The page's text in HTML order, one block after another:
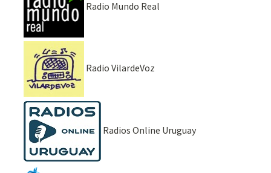
Radio Mundo Real
Radio VilardeVoz
Radios Online Uruguay